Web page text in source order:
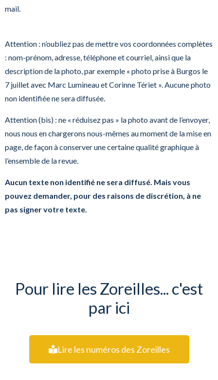
mail.
Attention : n’oubliez pas de mettre vos coordonnées complètes
: nom-prénom, adresse, téléphone et courriel, ainsi que la
description de la photo, par exemple « photo prise à Burgos le
7 juillet avec Marc Lumineau et Corinne Tériet ».Aucune photo
non identifiée ne sera diffusée.
Attention (bis) : ne « réduisez pas » la photo avant de l’envoyer,
nous nous en chargerons nous-mêmes au moment de la mise en
page, de façon à conserver une certaine qualité graphique à
l’ensemble de la revue.
Aucun texte non identifié ne sera diffusé. Mais vous
pouvez demander, pour des raisons de discrétion, à ne
pas signer votre texte.
Pour lire les Zoreilles... c'est
par ici
Lire les numéros des Zoreilles